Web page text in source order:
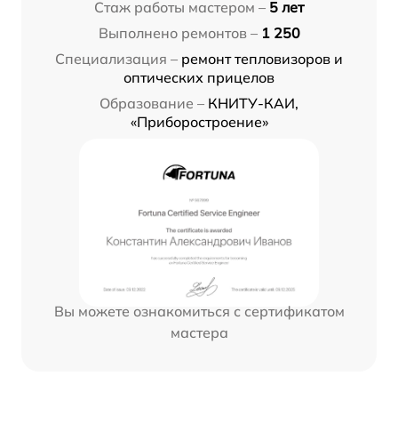
Стаж работы мастером – 5 лет
Выполнено ремонтов – 1 250
Специализация – ремонт тепловизоров и
оптических прицелов
Образование – КНИТУ-КАИ,
«Приборостроение»
Вы можете ознакомиться с сертификатом
мастера